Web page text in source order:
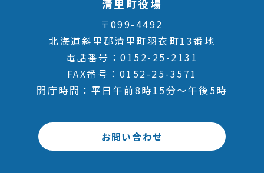
清里町役場
〒099-4492
北海道斜里郡清里町羽衣町13番地
電話番号
0152-25-2131
FAX番号
0152-25-3571
開庁時間
平日午前8時15分～午後5時
お問い合わせ